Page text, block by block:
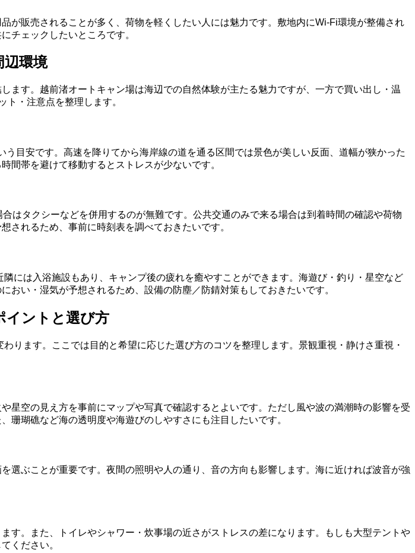
が販売されることが多く、荷物を軽くしたい人には魅力です。敷地内にWi-Fi環境が整備され
チェックしたいところです。
辺環境
ます。越前渚オートキャン場は海辺での自然体験が主たる魅力ですが、一方で買い出し・温
ト・注意点を整理します。
目安です。高速を降りてから海岸線の道を通る区間では景色が美しい反面、道幅が狭かった
間帯を避けて移動するとストレスが少ないです。
はタクシーなどを併用するのが無難です。公共交通のみで来る場合は到着時間の確認や荷物
されるため、事前に時刻表を調べておきたいです。
には入浴施設もあり、キャンプ後の疲れを癒やすことができます。海遊び・釣り・星空など
い・湿気が予想されるため、設備の防塵／防錆対策もしておきたいです。
イントと選び方
ります。ここでは目的と希望に応じた選び方のコツを整理します。景観重視・静けさ重視・
空の見え方を事前にマップや写真で確認するとよいです。ただし風や波の満潮時の影響を受
珊瑚礁など海の透明度や海遊びのしやすさにも注目したいです。
選ぶことが重要です。夜間の照明や人の通り、音の方向も影響します。海に近ければ波音が強
す。また、トイレやシャワー・炊事場の近さがストレスの差になります。もしも大型テントや
ください。